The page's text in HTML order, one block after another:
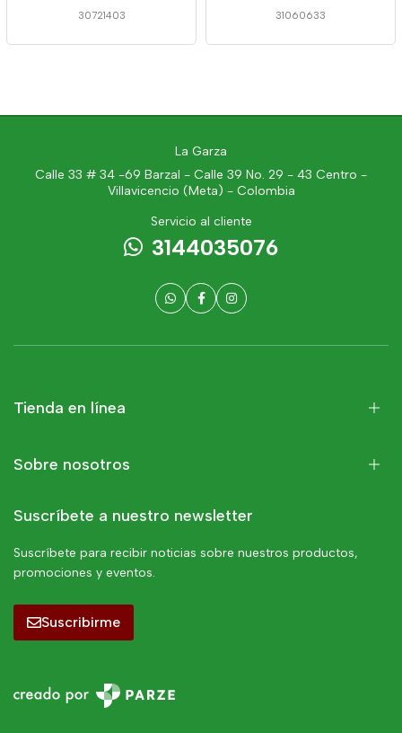
30721403 31060633
La Garza
Calle 33 # 34 -69 Barzal - Calle 39 No. 29 - 43 Centro -
Villavicencio (Meta) - Colombia
Servicio al cliente
3144035076
Tienda en línea
Sobre nosotros
Suscríbete a nuestro newsletter
Suscríbete para recibir noticias sobre nuestros productos,
promociones y eventos.
Suscribirme